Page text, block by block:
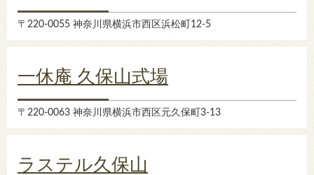
〒220-0055 神奈川県横浜市西区浜松町12-5
一休庵 久保山式場
〒220-0063 神奈川県横浜市西区元久保町3-13
ラステル久保山